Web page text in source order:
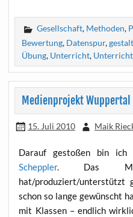
Gesellschaft, Methoden,
Bewertung, Datenspur,
Übung, Unterricht,
Medienprojekt Wuppertal
15. Juli 2010 Maik
Dar­auf gesto­ßen bin ich
Schepp­ler. Das
hat/produziert/unterstützt
schon so lan­ge gewünscht
mit Klas­sen – end­lich